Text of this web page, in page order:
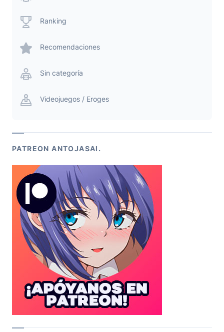
Ranking
Recomendaciones
Sin categoría
Videojuegos / Eroges
PATREON ANTOJASAI.